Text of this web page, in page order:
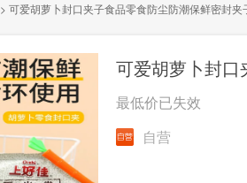
> 可爱胡萝卜封口夹子食品零食防尘防潮保鲜密封
最低价已失效
自营